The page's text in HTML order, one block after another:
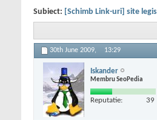
Subiect: [Schimb Link-uri] site
30th June 2009, 13:29
Iskander
Membru SeoPedia
Reputatie: 39